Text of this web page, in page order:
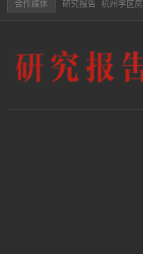
合作媒体 研究报告 杭州学区房